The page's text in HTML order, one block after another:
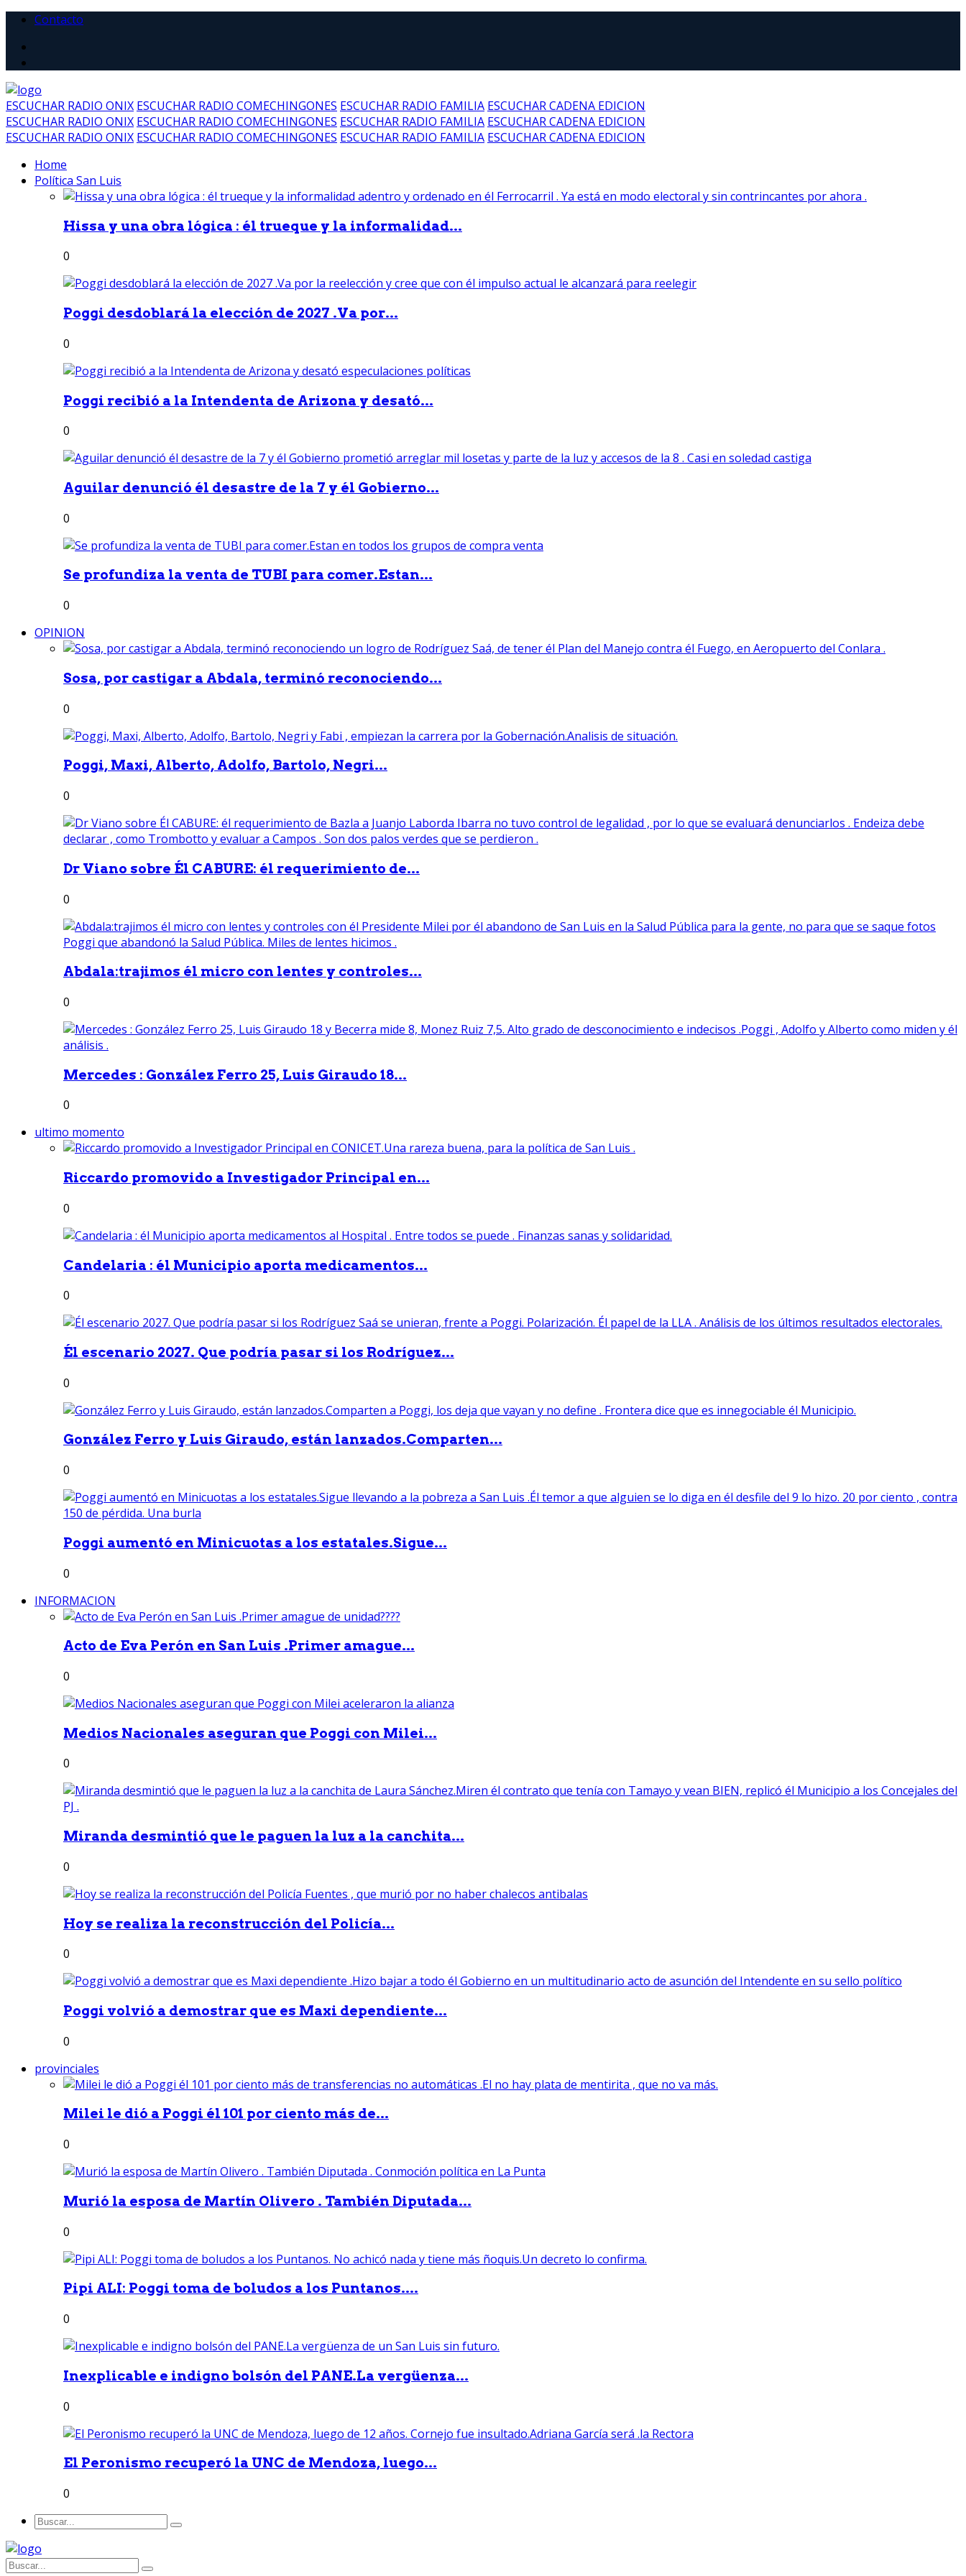
Contacto
ESCUCHAR RADIO ONIX ESCUCHAR RADIO COMECHINGONES ESCUCHAR RADIO FAMILIA ESCUCHAR CADENA EDICION
ESCUCHAR RADIO ONIX ESCUCHAR RADIO COMECHINGONES ESCUCHAR RADIO FAMILIA ESCUCHAR CADENA EDICION
ESCUCHAR RADIO ONIX ESCUCHAR RADIO COMECHINGONES ESCUCHAR RADIO FAMILIA ESCUCHAR CADENA EDICION
Home
Política San Luis
Hissa y una obra lógica : él trueque y la informalidad...
0
Poggi desdoblará la elección de 2027 .Va por...
0
Poggi recibió a la Intendenta de Arizona y desató...
0
Aguilar denunció él desastre de la 7 y él Gobierno...
0
Se profundiza la venta de TUBI para comer.Estan...
0
OPINION
Sosa, por castigar a Abdala, terminó reconociendo...
0
Poggi, Maxi, Alberto, Adolfo, Bartolo, Negri...
0
Dr Viano sobre Él CABURE: él requerimiento de...
0
Abdala:trajimos él micro con lentes y controles...
0
Mercedes : González Ferro 25, Luis Giraudo 18...
0
ultimo momento
Riccardo promovido a Investigador Principal en...
0
Candelaria : él Municipio aporta medicamentos...
0
Él escenario 2027. Que podría pasar si los Rodríguez...
0
González Ferro y Luis Giraudo, están lanzados.Comparten...
0
Poggi aumentó en Minicuotas a los estatales.Sigue...
0
INFORMACION
Acto de Eva Perón en San Luis .Primer amague...
0
Medios Nacionales aseguran que Poggi con Milei...
0
Miranda desmintió que le paguen la luz a la canchita...
0
Hoy se realiza la reconstrucción del Policía...
0
Poggi volvió a demostrar que es Maxi dependiente...
0
provinciales
Milei le dió a Poggi él 101 por ciento más de...
0
Murió la esposa de Martín Olivero . También Diputada...
0
Pipi ALI: Poggi toma de boludos a los Puntanos....
0
Inexplicable e indigno bolsón del PANE.La vergüenza...
0
El Peronismo recuperó la UNC de Mendoza, luego...
0